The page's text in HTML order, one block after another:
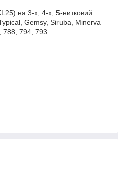
на 3-х, 4-х, 5-нитковий
Gemsy, Siruba, Minerva
788, 794, 793...